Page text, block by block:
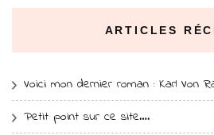
ARTICLES
Voici mon dernier roman : Karl Von
Petit point sur ce site….